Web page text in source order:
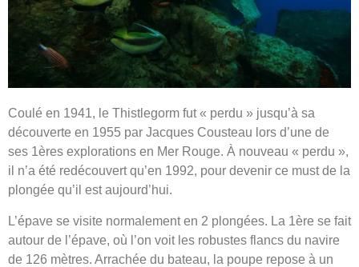
Coulé en 1941, le Thistlegorm fut « perdu » jusqu’à sa
découverte en 1955 par Jacques Cousteau lors d’une de
ses 1ères explorations en Mer Rouge. À nouveau « perdu »,
il n’a été redécouvert qu’en 1992, pour devenir ce must de la
plongée qu’il est aujourd’hui.
L’épave se visite normalement en 2 plongées. La 1ère se fait
autour de l’épave, où l’on voit les robustes flancs du navire
de 126 mètres. Arrachée du bateau, la poupe repose à un